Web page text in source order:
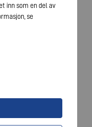
inn som en del av
se